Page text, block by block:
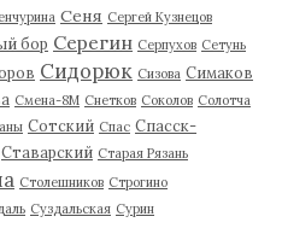
Сеня Сергей Кузнецов
бор Серегин Серпухов Сетунь
Сидорюк Сизова Симаков
Смена-8М Снетков Соколов Солотча
Сотский Спас Спасск-
Ставарский Старая Рязань
Столешников Строгино
Суздальская Сурин